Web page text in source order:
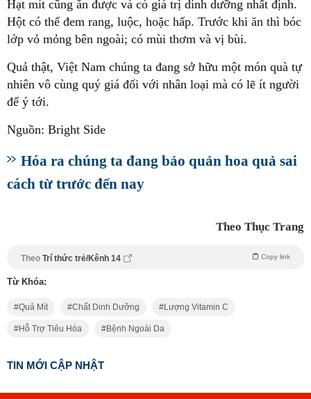
Hạt mít cũng ăn được và có giá trị dinh dưỡng nhất định.
Hột có thể đem rang, luộc, hoặc hấp. Trước khi ăn thì bóc
lớp vỏ mỏng bên ngoài; có mùi thơm và vị bùi.
Quả thật, Việt Nam chúng ta đang sở hữu một món quà tự
nhiên vô cùng quý giá đối với nhân loại mà có lẽ ít người
để ý tới.
Nguồn: Bright Side
Hóa ra chúng ta đang bảo quản hoa quả sai
cách từ trước đến nay
Theo Thục Trang
Theo Trí thức trẻ/Kênh 14 Copy link
Từ Khóa:
Quả Mít Chất Dinh Dưỡng Lượng Vitamin C
Hỗ Trợ Tiêu Hóa Bệnh Ngoài Da
TIN MỚI CẬP NHẬT